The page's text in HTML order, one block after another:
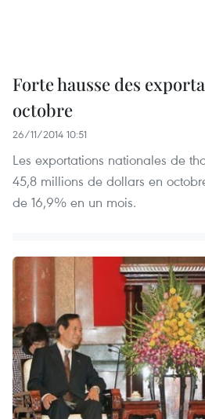
Forte hausse des
octobre
26/11/2014 10:51
Les exportations nationales de
45,8 millions de dollars en
de 16,9% en un mois.